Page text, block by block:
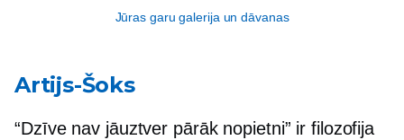
Jūras garu galerija un dāvanas
Artijs-Šoks
“Dzīve nav jāuztver pārāk nopietni” ir filozofija